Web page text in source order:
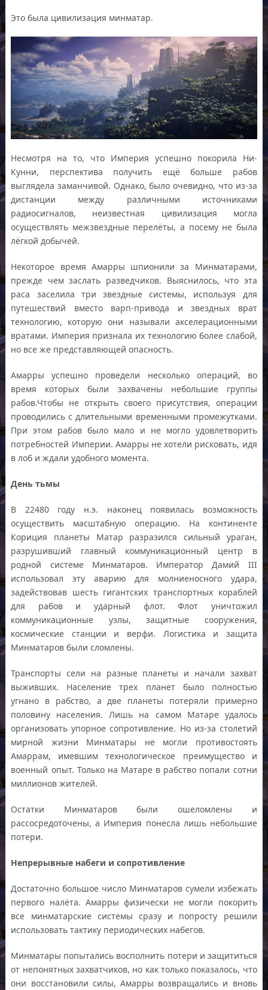
Это была цивилизация минматар.
Несмотря на то, что Империя успешно покорила Ни-
Кунни, перспектива получить ещё больше рабов
выглядела заманчивой. Однако, было очевидно, что из-за
дистанции между различными источниками
радиосигналов, неизвестная цивилизация могла
осуществлять межзвездные перелёты, а посему не была
лёгкой добычей.
Некоторое время Амарры шпионили за Минматарами,
прежде чем заслать разведчиков. Выяснилось, что эта
раса заселила три звездные системы, используя для
путешествий вместо варп-привода и звездных врат
технологию, которую они называли акселерационными
вратами. Империя признала их технологию более слабой,
но все же представляющей опасность.
Амарры успешно проведели несколько операций, во
время которых были захвачены небольшие группы
рабов.Чтобы не открыть своего присутствия, операции
проводились с длительными временными промежутками.
При этом рабов было мало и не могло удовлетворить
потребностей Империи. Амарры не хотели рисковать, идя
в лоб и ждали удобного момента.
День тьмы
В 22480 году н.э. наконец появилась возможность
осуществить масштабную операцию. На континенте
Кориция планеты Матар разразился сильный ураган,
разрушивший главный коммуникационный центр в
родной системе Минматаров. Император Дамий III
использовал эту аварию для молниеносного удара,
задействовав шесть гигантских транспортных кораблей
для рабов и ударный флот. Флот уничтожил
коммуникационные узлы, защитные сооружения,
космические станции и верфи. Логистика и защита
Минматаров были сломлены.
Транспорты сели на разные планеты и начали захват
выживших. Население трех планет было полностью
угнано в рабство, а две планеты потеряли примерно
половину населения. Лишь на самом Матаре удалось
организовать упорное сопротивление. Но из-за столетий
мирной жизни Минматары не могли противостоять
Амаррам, имевшим технологическое преимущество и
военный опыт. Только на Матаре в рабство попали сотни
миллионов жителей.
Остатки Минматаров были ошеломлены и
рассосредоточены, а Империя понесла лишь небольшие
потери.
Непрерывные набеги и сопротивление
Достаточно большое число Минматаров сумели избежать
первого налёта. Амарры физически не могли покорить
все минматарские системы сразу и попросту решили
использовать тактику периодических набегов.
Минматары попытались восполнить потери и защититься
от непонятных захватчиков, но как только показалось, что
они восстановили силы, Амарры возвращались и вновь